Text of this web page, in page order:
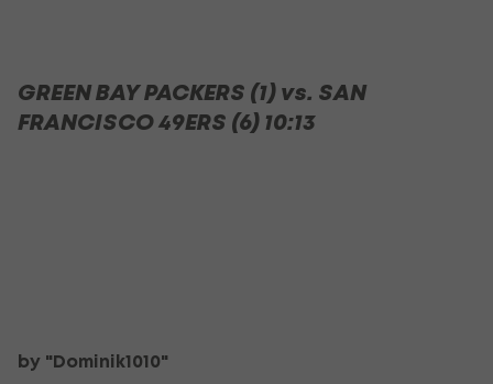
GREEN BAY PACKERS (1) vs. SAN
FRANCISCO 49ERS (6) 10:13
by "Dominik1010"